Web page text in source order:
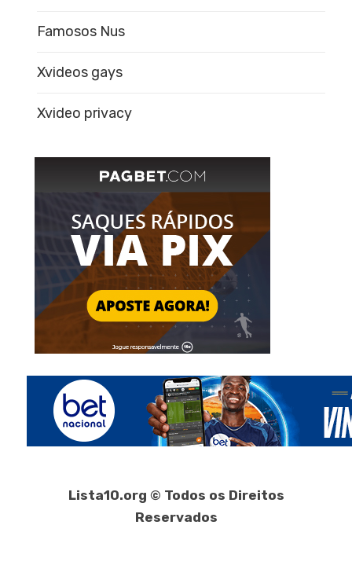
Famosos Nus
Xvideos gays
Xvideo privacy
Lista10.org © Todos os Direitos
Reservados